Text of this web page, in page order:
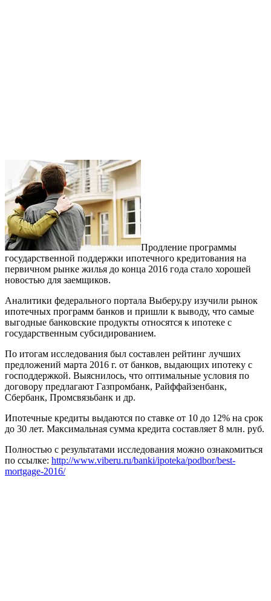
Продление программы
государственной поддержки ипотечного кредитования на
первичном рынке жилья до конца 2016 года стало хорошей
новостью для заемщиков.
Аналитики федерального портала Выберу.ру изучили рынок
ипотечных программ банков и пришли к выводу, что самые
выгодные банковские продукты относятся к ипотеке с
государственным субсидированием.
По итогам исследования был составлен рейтинг лучших
предложений марта 2016 г. от банков, выдающих ипотеку с
господдержкой. Выяснилось, что оптимальные условия по
договору предлагают Газпромбанк, Райффайзенбанк,
Сбербанк, Промсвязьбанк и др.
Ипотечные кредиты выдаются по ставке от 10 до 12% на срок
до 30 лет. Максимальная сумма кредита составляет 8 млн. руб.
Полностью с результатами исследования можно ознакомиться
по ссылке: http://www.viberu.ru/banki/ipoteka/podbor/best-
mortgage-2016/